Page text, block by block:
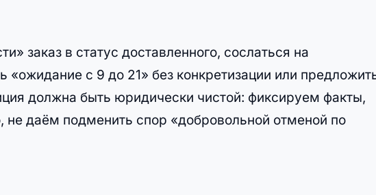
заказ в статус доставленного, сослаться на
«ожидание с 9 до 21» без конкретизации или
должна быть юридически чистой: фиксируем факты,
не даём подменить спор «добровольной отменой по